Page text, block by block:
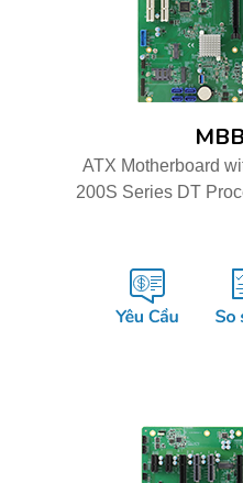
ATX Motherboard
200S Series DT